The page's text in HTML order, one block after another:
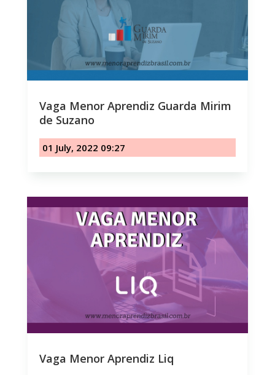
Vaga Menor Aprendiz Guarda Mirim
de Suzano
01 July, 2022 09:27
Vaga Menor Aprendiz Liq